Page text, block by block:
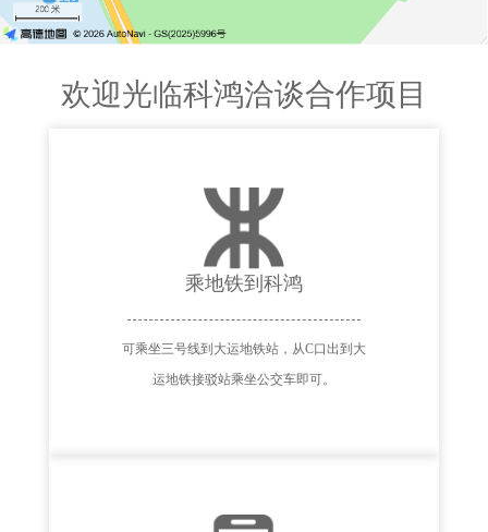
欢迎光临科鸿洽谈合作项目
乘地铁到科鸿
可乘坐三号线到大运地铁站，从C口出到大
运地铁接驳站乘坐公交车即可。